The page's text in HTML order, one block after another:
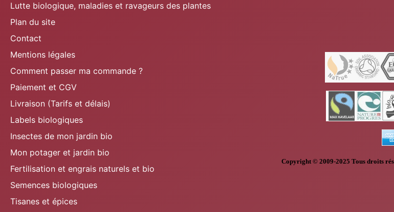
Lutte biologique, maladies et ravageurs des plantes
Plan du site
Contact
Mentions légales
Comment passer ma commande ?
Paiement et CGV
Livraison (Tarifs et délais)
Labels biologiques
Insectes de mon jardin bio
Mon potager et jardin bio
Fertilisation et engrais naturels et bio
Semences biologiques
Tisanes et épices
Copyright © 2009-2025 Tous droits